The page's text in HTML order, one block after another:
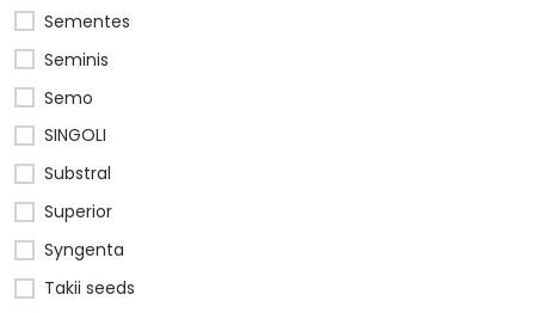
Sementes
Seminis
Semo
SINGOLI
Substral
Superior
Syngenta
Takii seeds